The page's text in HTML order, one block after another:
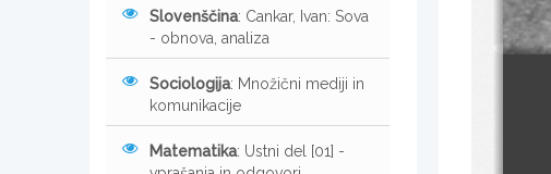
Slovenščina: Cankar, Ivan: Sova
- obnova, analiza
Sociologija: Množični mediji in
komunikacije
Matematika: Ustni del [01] -